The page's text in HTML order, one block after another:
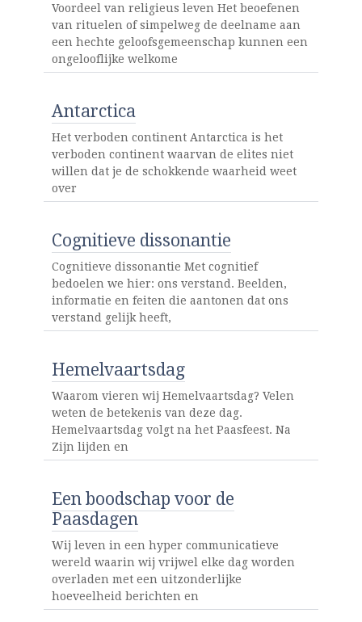
Voordeel van religieus leven Het beoefenen
van rituelen of simpelweg de deelname aan
een hechte geloofsgemeenschap kunnen een
ongelooflijke welkome
Antarctica
Het verboden continent Antarctica is het
verboden continent waarvan de elites niet
willen dat je de schokkende waarheid weet
over
Cognitieve dissonantie
Cognitieve dissonantie Met cognitief
bedoelen we hier: ons verstand. Beelden,
informatie en feiten die aantonen dat ons
verstand gelijk heeft,
Hemelvaartsdag
Waarom vieren wij Hemelvaartsdag? Velen
weten de betekenis van deze dag.
Hemelvaartsdag volgt na het Paasfeest. Na
Zijn lijden en
Een boodschap voor de
Paasdagen
Wij leven in een hyper communicatieve
wereld waarin wij vrijwel elke dag worden
overladen met een uitzonderlijke
hoeveelheid berichten en